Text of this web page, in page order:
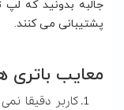
پشتیبانی می کنند.
معایب باتری
کاربر دقیقا